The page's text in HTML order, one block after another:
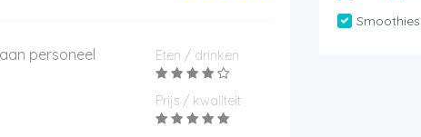
personeel Eten / drinken
Prijs / kwaliteit
Smoothies